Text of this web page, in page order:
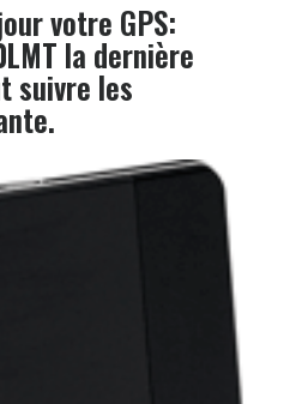
votre GPS:
la dernière
suivre les